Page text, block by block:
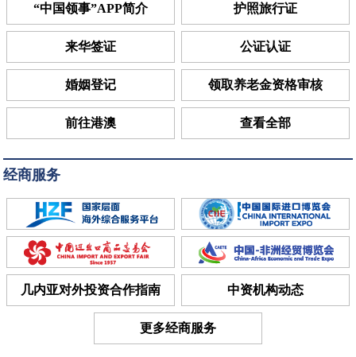
“中国领事”APP简介 护照旅行证
来华签证 公证认证
婚姻登记 领取养老金资格审核
前往港澳 查看全部
经商服务
几内亚对外投资合作指南 中资机构动态
更多经商服务